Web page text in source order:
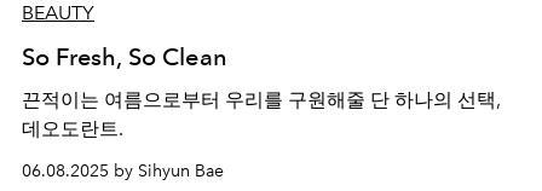
BEAUTY
So Fresh, So Clean
끈적이는 여름으로부터 우리를 구원해줄 단 하나의 선택,
데오도란트.
06.08.2025 by Sihyun Bae